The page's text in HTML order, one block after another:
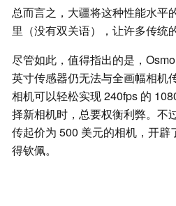
总而言之，大疆将这种性能水平
里（没有双关语），让许多传统
尽管如此，值得指出的是，
英寸传感器仍无法与全画幅相机
相机可以轻松实现 240fps 的
择新相机时，总要权衡利弊。不
传起价为 500 美元的相机，开辟
得钦佩。